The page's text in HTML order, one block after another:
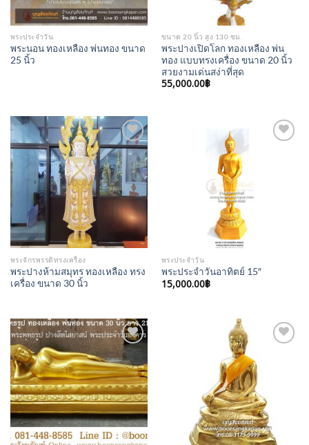
พระประจำวัน
พระนอน ทองเหลือง พ่นทอง ขนาด
25 นิ้ว
ขนาด 20 นิ้ว สูง 130 ซม.
พระปางเปิดโลก ทองเหลือง พ่น
ทอง แบบทรงเครื่อง ขนาด 20 นิ้ว
สวยงามเด่นสง่าที่สุด
55,000.00฿
Add to
Wishlist
พระจักรพรรดิทรงเครื่อง
พระปางห้ามสมุทร ทองเหลือง ทรง
เครื่อง ขนาด 30 นิ้ว
พระประจำวัน
พระประจำวันอาทิตย์ 15″
15,000.00฿
Add to
Wishlist